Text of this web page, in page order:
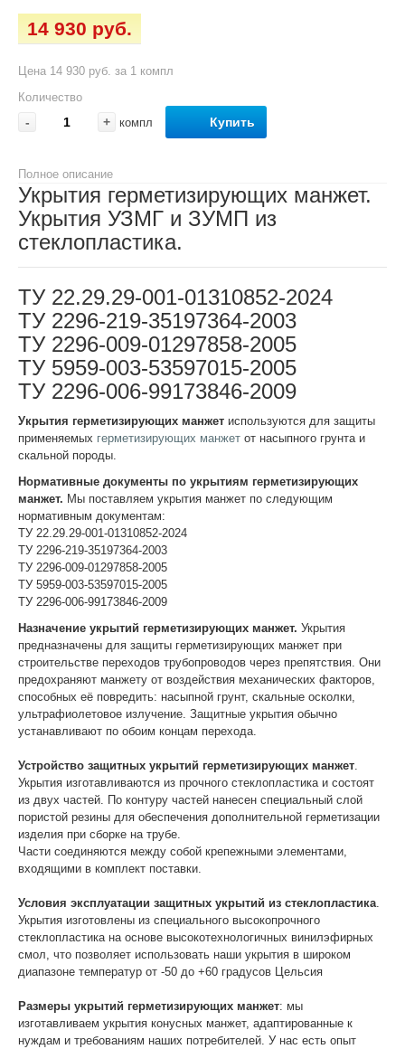
14 930 руб.
Цена 14 930 руб. за 1 компл
Количество
- + компл Купить
Полное описание
Укрытия герметизирующих манжет.
Укрытия УЗМГ и ЗУМП из
стеклопластика.
ТУ 22.29.29-001-01310852-2024
ТУ 2296-219-35197364-2003
ТУ 2296-009-01297858-2005
ТУ 5959-003-53597015-2005
ТУ 2296-006-99173846-2009
Укрытия герметизирующих манжет используются для защиты
применяемых герметизирующих манжет от насыпного грунта и
скальной породы.
Нормативные документы по укрытиям герметизирующих
манжет. Мы поставляем укрытия манжет по следующим
нормативным документам:
ТУ 22.29.29-001-01310852-2024
ТУ 2296-219-35197364-2003
ТУ 2296-009-01297858-2005
ТУ 5959-003-53597015-2005
ТУ 2296-006-99173846-2009
Назначение укрытий герметизирующих манжет. Укрытия
предназначены для защиты герметизирующих манжет при
строительстве переходов трубопроводов через препятствия. Они
предохраняют манжету от воздействия механических факторов,
способных её повредить: насыпной грунт, скальные осколки,
ультрафиолетовое излучение. Защитные укрытия обычно
устанавливают по обоим концам перехода.
Устройство защитных укрытий герметизирующих манжет
Укрытия изготавливаются из прочного стеклопластика и состоят
из двух частей. По контуру частей нанесен специальный слой
пористой резины для обеспечения дополнительной герметизации
изделия при сборке на трубе.
Части соединяются между собой крепежными элементами,
входящими в комплект поставки.
Условия эксплуатации защитных укрытий из стеклопластика
Укрытия изготовлены из специального высокопрочного
стеклопластика на основе высокотехнологичных винилэфирных
смол, что позволяет использовать наши укрытия в широком
диапазоне температур от -50 до +60 градусов Цельсия
Размеры укрытий герметизирующих манжет: мы
изготавливаем укрытия конусных манжет, адаптированные к
нуждам и требованиям наших потребителей. У нас есть опыт